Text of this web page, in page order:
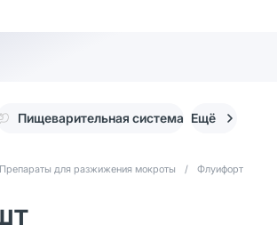
Пищеварительная система Ещё
Препараты для разжижения мокроты / Флуифорт